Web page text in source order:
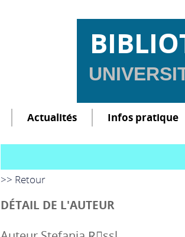
Actualités Infos pratique
>> Retour
DÉTAIL DE L'AUTEUR